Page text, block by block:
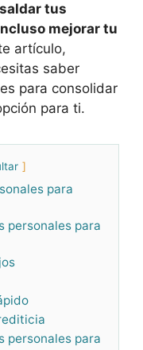
tus
mejorar tu
artículo,
saber
para consolidar
para ti.
para
personales para
personales para